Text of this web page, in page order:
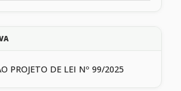
PROJETO DE LEI Nº 99/2025